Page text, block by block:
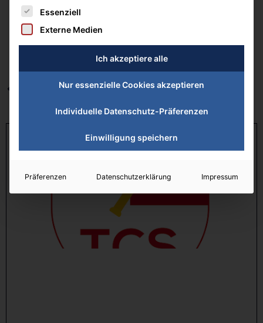
Es folgt eine Liste der Service-Gruppen, für die eine Einwilligung erteilt
Essenziell
Externe Medien
Ich akzeptiere alle
Nur essenzielle Cookies akzeptieren
Individuelle Datenschutz-Präferenzen
Einwilligung speichern
Präferenzen Datenschutzerklärung Impressum